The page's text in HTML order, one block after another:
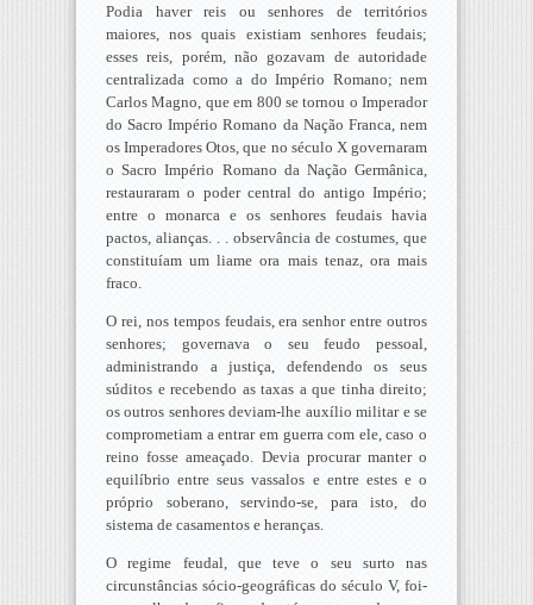
Podia haver reis ou senhores de territórios
maiores, nos quais existiam senhores feudais;
esses reis, porém, não gozavam de autoridade
centralizada como a do Império Romano; nem
Carlos Magno, que em 800 se tornou o Imperador
do Sacro Império Romano da Nação Franca, nem
os Imperadores Otos, que no século X governaram
o Sacro Império Romano da Nação Germânica,
restauraram o poder central do antigo Império;
entre o monarca e os senhores feudais havia
pactos, alianças. . . observância de costumes, que
constituíam um liame ora mais tenaz, ora mais
fraco.
O rei, nos tempos feudais, era senhor entre outros
senhores; governava o seu feudo pessoal,
administrando a justiça, defendendo os seus
súditos e recebendo as taxas a que tinha direito;
os outros senhores deviam-lhe auxílio militar e se
comprometiam a entrar em guerra com ele, caso o
reino fosse ameaçado. Devia procurar manter o
equilíbrio entre seus vassalos e entre estes e o
próprio soberano, servindo-se, para isto, do
sistema de casamentos e heranças.
O regime feudal, que teve o seu surto nas
circunstâncias sócio-geográficas do século V, foi-